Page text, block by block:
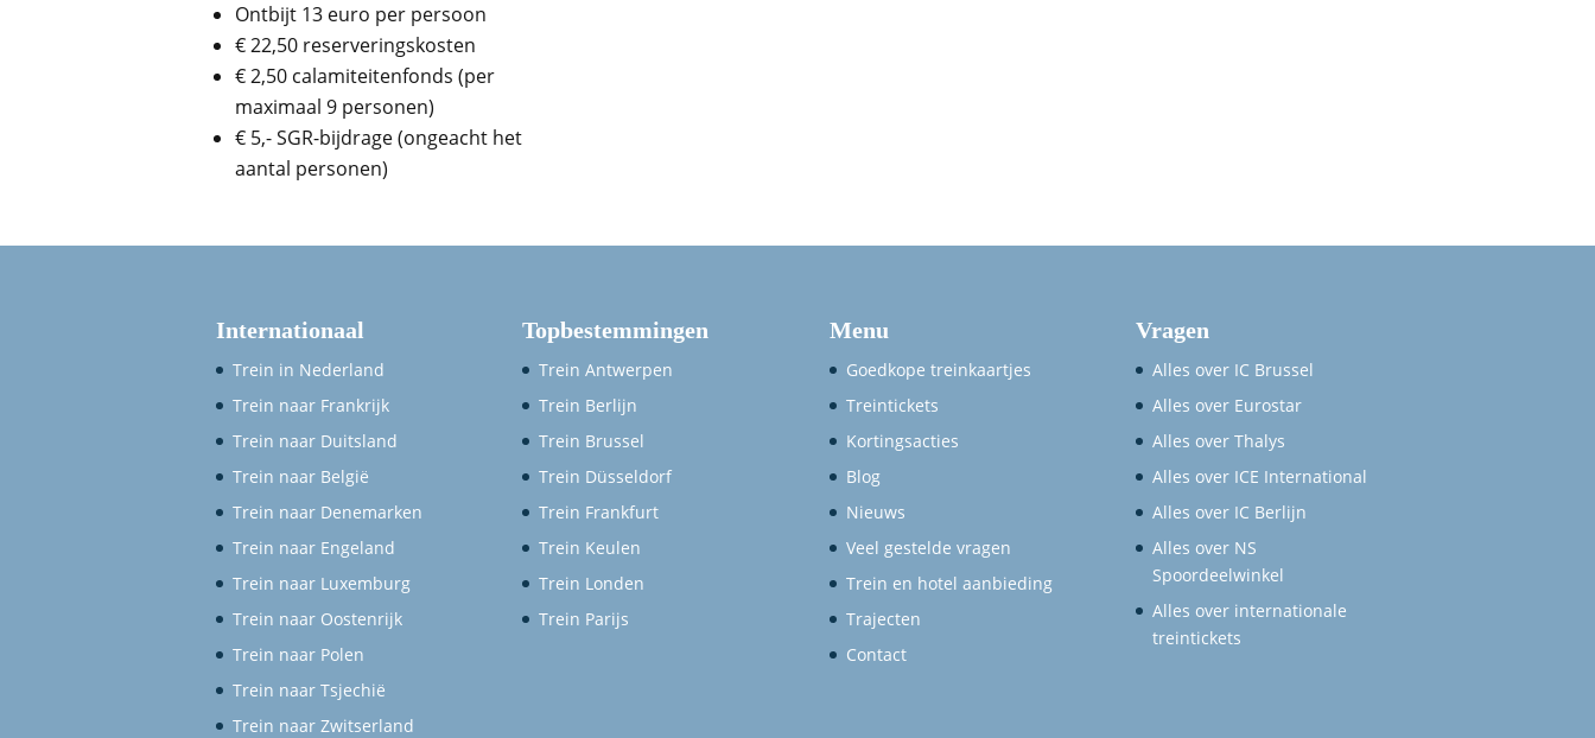
Ontbijt 13 euro per persoon
€ 22,50 reserveringskosten
€ 2,50 calamiteitenfonds (per
maximaal 9 personen)
€ 5,- SGR-bijdrage (ongeacht het
aantal personen)
Internationaal
Trein in Nederland
Trein naar Frankrijk
Trein naar Duitsland
Trein naar België
Trein naar Denemarken
Trein naar Engeland
Trein naar Luxemburg
Trein naar Oostenrijk
Trein naar Polen
Trein naar Tsjechië
Trein naar Zwitserland
Topbestemmingen
Trein Antwerpen
Trein Berlijn
Trein Brussel
Trein Düsseldorf
Trein Frankfurt
Trein Keulen
Trein Londen
Trein Parijs
Menu
Goedkope treinkaartjes
Treintickets
Kortingsacties
Blog
Nieuws
Veel gestelde vragen
Trein en hotel aanbieding
Trajecten
Contact
Vragen
Alles over IC Brussel
Alles over Eurostar
Alles over Thalys
Alles over ICE International
Alles over IC Berlijn
Alles over NS
Spoordeelwinkel
Alles over internationale
treintickets